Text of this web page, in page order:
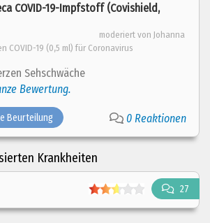
COVID-19-Impfstoff (Covishield,
moderiert von Johanna
COVID-19 (0,5 ml) für Coronavirus
Sehschwäche
Bewertung.
Beurteilung 0 Reaktionen
Krankheiten
27